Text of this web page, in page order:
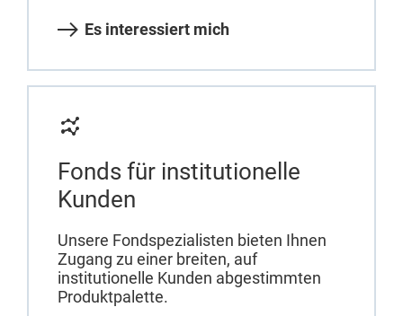
Es interessiert mich
Fonds für institutionelle
Kunden
Unsere Fondspezialisten bieten Ihnen
Zugang zu einer breiten, auf
institutionelle Kunden abgestimmten
Produktpalette.